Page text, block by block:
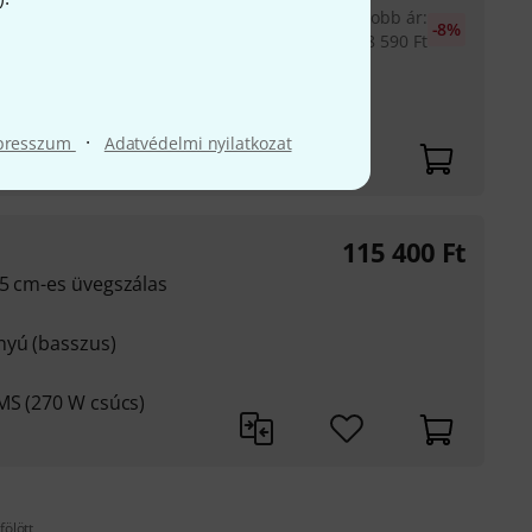
· Adatvédelmi nyilatkozat
és 5"
magas hangok
Hz
30 napos legjobb ár:
48 590 Ft
-8%
cm-es üvegszálas
(basszus)
(270 W csúcs)
115 400 Ft